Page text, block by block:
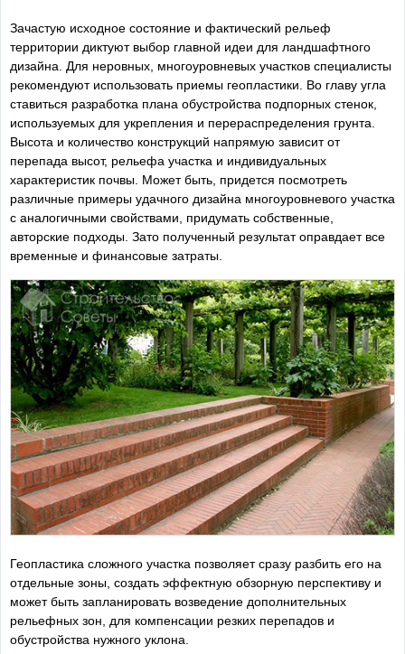
Зачастую исходное состояние и фактический рельеф
территории диктуют выбор главной идеи для ландшафтного
дизайна. Для неровных, многоуровневых участков специалисты
рекомендуют использовать приемы геопластики. Во главу угла
ставиться разработка плана обустройства подпорных стенок,
используемых для укрепления и перераспределения грунта.
Высота и количество конструкций напрямую зависит от
перепада высот, рельефа участка и индивидуальных
характеристик почвы. Может быть, придется посмотреть
различные примеры удачного дизайна многоуровневого участка
с аналогичными свойствами, придумать собственные,
авторские подходы. Зато полученный результат оправдает все
временные и финансовые затраты.
Геопластика сложного участка позволяет сразу разбить его на
отдельные зоны, создать эффектную обзорную перспективу и
может быть запланировать возведение дополнительных
рельефных зон, для компенсации резких перепадов и
обустройства нужного уклона.